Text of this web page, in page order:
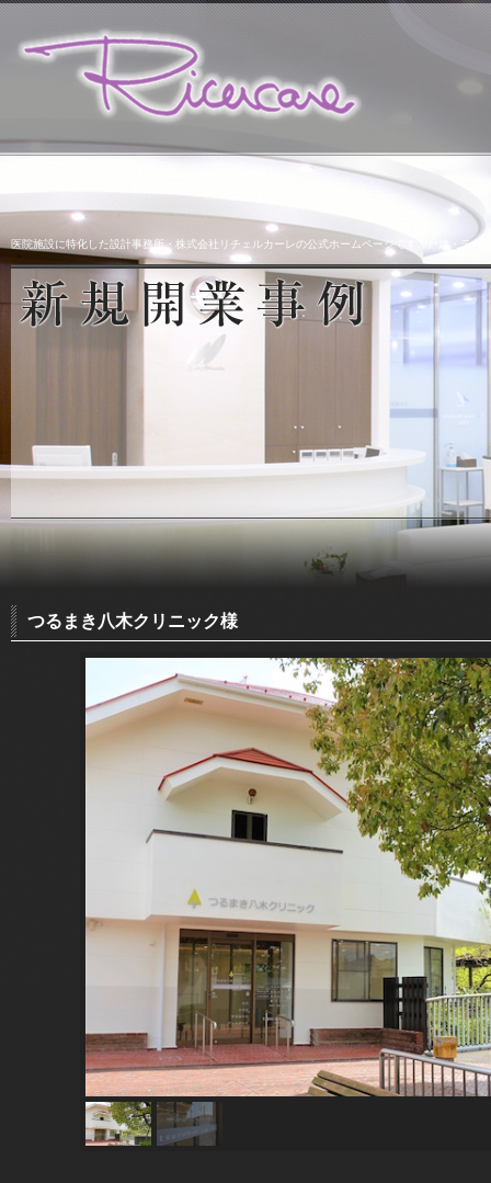
医院施設に特化した設計事務所・株式会社リチェルカーレの公式ホームページです。戸建・テナ
つるまき八木クリニック様